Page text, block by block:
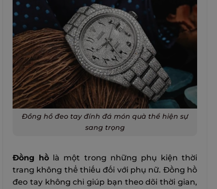
Đồng hồ đeo tay đính đá món quà thể hiện sự
sang trọng
Đồng hồ là một trong những phụ kiện thời
trang không thể thiếu đối với phụ nữ. Đồng hồ
đeo tay không chỉ giúp bạn theo dõi thời gian,